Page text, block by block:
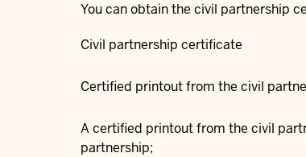
You can obtain the civil partnership
Civil partnership certificate
Certified printout from the civil
A certified printout from the civil
partnership;